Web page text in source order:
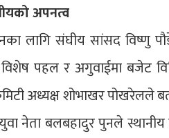
अपनत्व
लागि संघीय सांसद विष्णु
पहल र अगुवाईमा बजेट
अध्यक्ष शोभाखर पोखरेलले
नेता बलबहादुर पुनले स्थानीय